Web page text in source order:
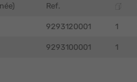
Ref.
9293120001 1
9293100001 1